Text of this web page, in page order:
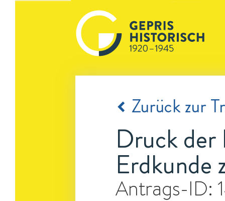
Zurück zur
Druck
Erdkunde
Antrags-ID: